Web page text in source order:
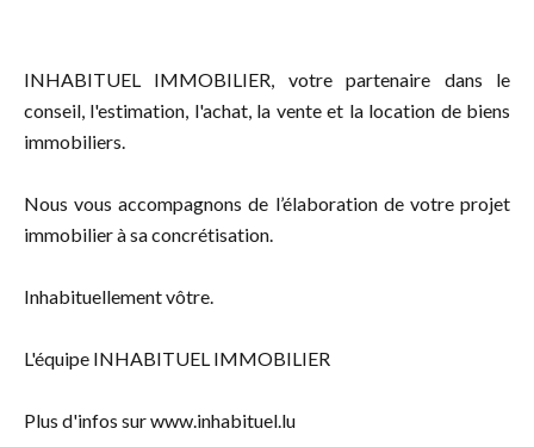
INHABITUEL IMMOBILIER, votre partenaire dans le
conseil, l'estimation, l'achat, la vente et la location de biens
immobiliers.
Nous vous accompagnons de l’élaboration de votre projet
immobilier à sa concrétisation.
Inhabituellement vôtre.
L'équipe INHABITUEL IMMOBILIER
Plus d'infos sur www.inhabituel.lu